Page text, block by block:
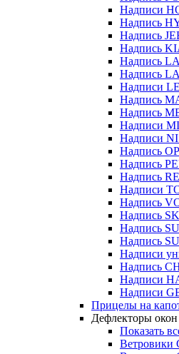
Надписи
Надпись
Надпись
Надпись
Надпись
Надпись
Надписи
Надпись
Надпись
Надписи
Надписи
Надпись
Надпись
Надпись
Надписи
Надпись
Надпись
Надпись
Надпись
Надписи
Надпись
Надписи
Надписи
Прицелы на
Дефлекторы окон
Показать
Ветровики